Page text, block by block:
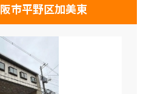
市平野区加美東